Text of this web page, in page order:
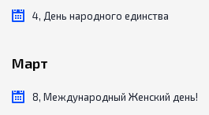
4, День народного единства
Март
8, Международный Женский день!